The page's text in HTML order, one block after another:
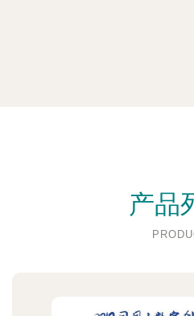
产品